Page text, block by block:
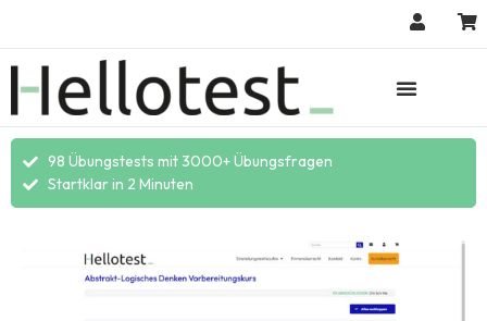
98 Übungstests mit 3000+ Übungsfragen
Startklar in 2 Minuten